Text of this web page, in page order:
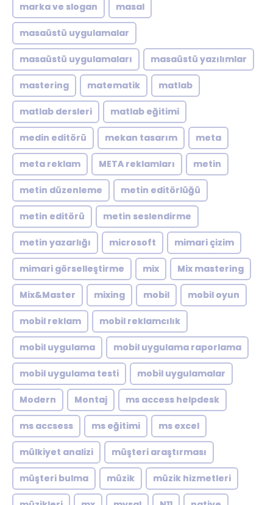
marka ve slogan masal
masaüstü uygulamalar
masaüstü uygulamaları masaüstü yazılımlar
mastering matematik matlab
matlab dersleri matlab eğitimi
medin editörü mekan tasarım meta
meta reklam META reklamları metin
metin düzenleme metin editörlüğü
metin editörü metin seslendirme
metin yazarlığı microsoft mimari çizim
mimari görselleştirme mix Mix mastering
Mix&Master mixing mobil mobil oyun
mobil reklam mobil reklamcılık
mobil uygulama mobil uygulama raporlama
mobil uygulama testi mobil uygulamalar
Modern Montaj ms access helpdesk
ms accsess ms eğitimi ms excel
mülkiyet analizi müşteri araştırması
müşteri bulma müzik müzik hizmetleri